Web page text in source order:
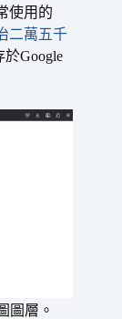
使用的
二萬五千
Google
圖層。